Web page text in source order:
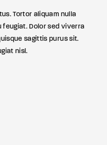
Tortor aliquam nulla
Dolor sed viverra
sagittis purus sit.
nisl.